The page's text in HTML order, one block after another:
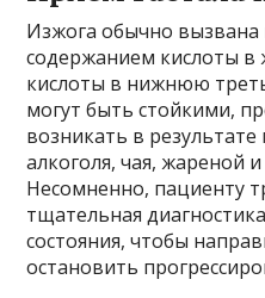
Изжога обычно
содержанием кислоты в
кислоты в нижнюю
могут быть стойкими,
возникать в
алкоголя, чая, жареной
Несомненно, пациенту
тщательная
состояния, чтобы
остановить